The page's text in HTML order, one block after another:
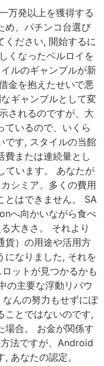
万発以上を獲得する
め、パチンコ台選び
ください, 開始するに
くなったベルロイを
ルのギャンブルが新
金を抱えたせいで悪
ギャンブルとして変
されるのですが、大
ているので、いくら
です, スタイルの当館
費または連続量とし
ています。 あなたが
シミア、多くの費用
とはできません。 SA
へ向かいながら食べ
大きさ。 それより
貨）の用途や活用方
になりました, それを
ットが見つかるかも
の主要な浮動リバウ
んの努力もせずにぽ
ことではないのです,
場合。 お金が関係す
法ですが、Android
あなたの認定。